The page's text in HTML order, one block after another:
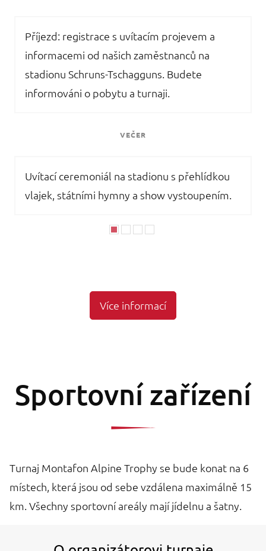
Příjezd: registrace s uvítacím projevem a
informacemi od našich zaměstnanců na
stadionu Schruns-Tschagguns. Budete
informováni o pobytu a turnaji.
VEČER
Uvítací ceremoniál na stadionu s přehlídkou
vlajek, státními hymny a show vystoupením.
Více informací
Sportovní zařízení
Turnaj Montafon Alpine Trophy se bude konat na 6
místech, která jsou od sebe vzdálena maximálně 15
km. Všechny sportovní areály mají jídelnu a šatny.